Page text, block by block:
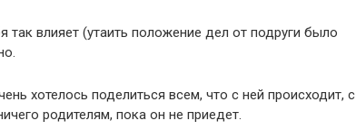
влияет (утаить положение дел от подруги было
хотелось поделиться всем, что с ней происходит, с
родителям, пока он не приедет.